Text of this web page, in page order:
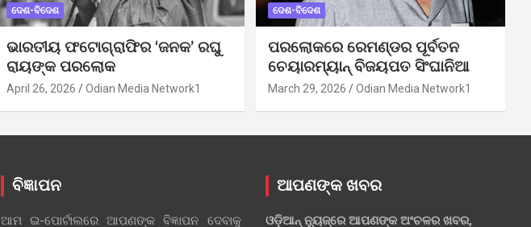
ଦେଶ-ବିଦେଶ
ଭାରତୀୟ ଫଟୋଗ୍ରାଫିର ‘ଜନକ’ ରଘୁ
ରାୟଙ୍କ ପରଲୋକ
April 26, 2026 Odian Media Network1
ଦେଶ-ବିଦେଶ
ପରଲୋକରେ ରେମଣ୍ଡର ପୂର୍ବତନ
ଚେୟାରମ୍ୟାନ୍ ବିଜୟପତ ସିଂଘାନିଆ
March 29, 2026 Odian Media Network1
ବିଜ୍ଞାପନ
ଆମ ଇ-ପୋର୍ଟାଲରେ ଆପଣଙ୍କ ବିଜ୍ଞାପନ ଦେବାକୁ
ଆପଣଙ୍କ ଖବର
ଓଡ଼ିଆନ୍ ନ୍ୟୁଜ୍‌ରେ ଆପଣଙ୍କ ଅଂଚଳର ଖବର,